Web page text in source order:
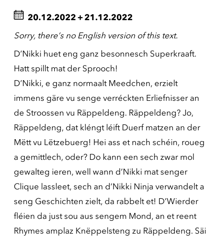
20.12.2022 + 21.12.2022
Sorry, there’s no English version of this text.
D’Nikki huet eng ganz besonnesch Superkraaft.
Hatt spillt mat der Sprooch!
D’Nikki, e ganz normaalt Meedchen, erzielt
immens gäre vu senge verréckten Erliefnisser an
de Stroossen vu Räppeldeng. Räppeldeng? Jo,
Räppeldeng, dat kléngt léift Duerf matzen an der
Mëtt vu Lëtzebuerg! Hei ass et nach schéin, roueg
a gemittlech, oder? Do kann een sech zwar mol
gewalteg ieren, well wann d’Nikki mat senger
Clique lassleet, sech an d’Nikki Ninja verwandelt a
seng Geschichten zielt, da rabbelt et! D’Wierder
fléien da just sou aus sengem Mond, an et reent
Rhymes amplaz Knëppelsteng zu Räppeldeng. Säi